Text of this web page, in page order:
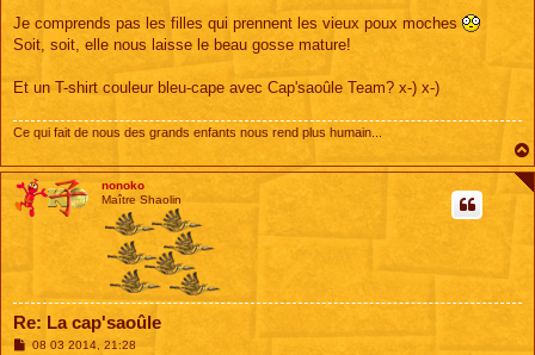
s
a
Je comprends pas les filles qui prennent les vieux poux moches
Soit, soit, elle nous laisse le beau gosse mature!
Et un T-shirt couleur bleu-cape avec Cap'saoûle Team? x-) x-)
Ce qui fait de nous des grands enfants nous rend plus humain...
nonoko
Maître Shaolin
Re: La cap'saoûle
M08 03 2014, 21:28